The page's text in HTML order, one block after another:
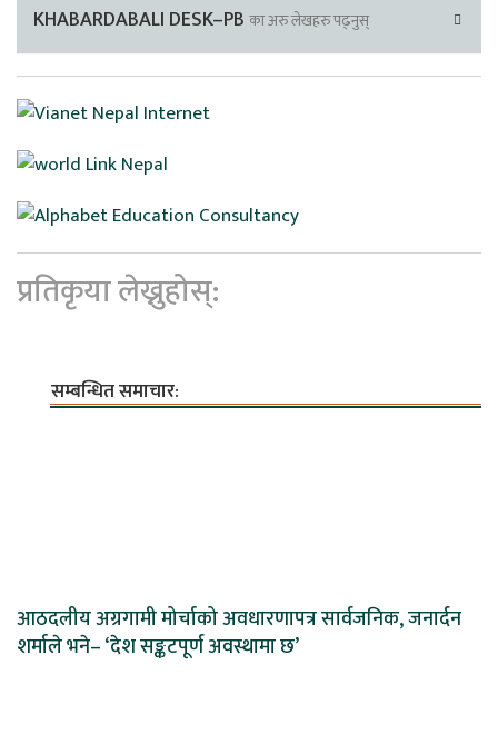
KHABARDABALI DESK–PB का अरु लेखहरु पढ्नुस्
प्रतिकृया लेख्नुहोस्:
सम्बन्धित समाचार:
आठदलीय अग्रगामी मोर्चाको अवधारणापत्र सार्वजनिक, जनार्दन
शर्माले भने– ‘देश सङ्कटपूर्ण अवस्थामा छ’